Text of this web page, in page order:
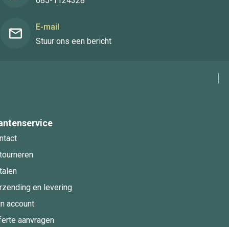
E-mail
Stuur ons een bericht
en levering
account
aanvragen